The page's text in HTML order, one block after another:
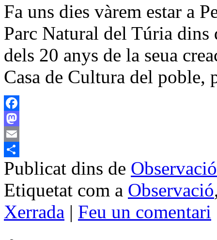
Fa uns dies vàrem estar a
Parc Natural del Túria dins
dels 20 anys de la seua
Casa de Cultura del
Facebook
Mastodon
Email
Comparteix
Publicat dins de Observació
Etiquetat com a Observació
Xerrada | Feu un comentari